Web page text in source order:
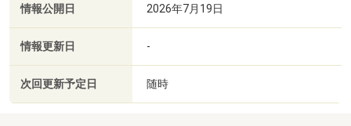
情報公開日 2026年7月19日
情報更新日 -
次回更新予定日 随時